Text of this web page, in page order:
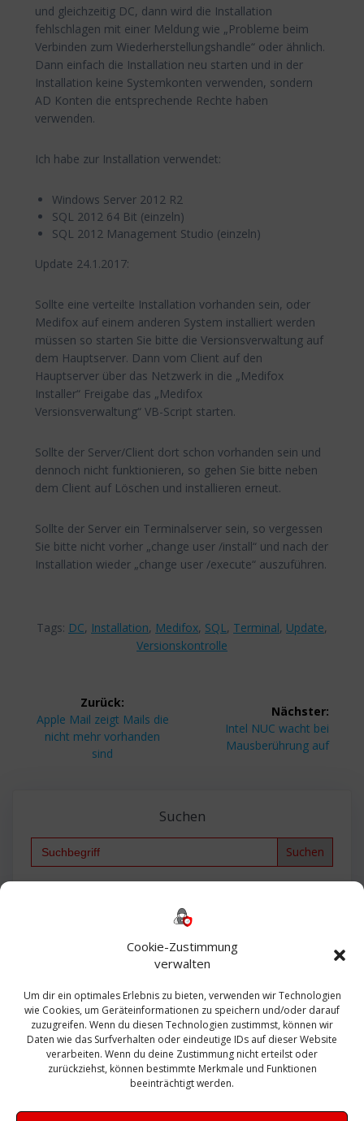
Cookie-Zustimmung
verwalten
Um dir ein optimales Erlebnis zu bieten, verwenden wir Technologien
wie Cookies, um Geräteinformationen zu speichern und/oder darauf
zuzugreifen. Wenn du diesen Technologien zustimmst, können wir
Daten wie das Surfverhalten oder eindeutige IDs auf dieser Website
verarbeiten. Wenn du deine Zustimmung nicht erteilst oder
zurückziehst, können bestimmte Merkmale und Funktionen
beeinträchtigt werden.
und gleichzeitig DC, dann wird die Installation
fehlschlagen mit einer Meldung wie „Probleme beim
Verbinden zum Wiederherstellungshandle“ oder ähnlich.
Dann einfach die Installation neu starten und in der
Installation keine Systemkonten verwenden, sondern
AD Konten die entsprechende Rechte haben
verwenden.
Ich habe zur Installation verwendet:
Windows Server 2012 R2
SQL 2012 64 Bit (einzeln)
SQL 2012 Management Studio (einzeln)
Update 24.1.2017:
Sollte eine verteilte Installation vorhanden sein, oder
Medifox auf einem anderen System installiert werden
müssen so starten Sie bitte die Versionsverwaltung auf
dem Hauptserver. Dann vom Client auf den
Hauptserver über das Netzwerk in die „Medifox
Installer“ Freigabe das „Medifox
Versionsverwaltung“ VB-Script starten.
Sollte der Server/Client dort schon vorhanden sein und
dennoch nicht funktionieren, so gehen Sie bitte neben
dem Client auf Löschen und installieren erneut.
Sollte der Server ein Terminalserver sein, so vergessen
Sie bitte nicht vorher „change user /install“ und nach der
Installation wieder „change user /execute“ auszuführen.
Tags: DC, Installation, Medifox, SQL, Terminal, Update,
Versionskontrolle
Beitragsnavigation
Zurück:
Vorheriger
Beitrag:
Apple Mail zeigt Mails die
nicht mehr vorhanden
sind
Nächster:
Nächster
Beitrag:
Intel NUC wacht bei
Mausberührung auf
Suchen
Search
Bautagebuch
Exchange firewall Fritzbox
Microsoft
Sanierung SBS Security Server Sicherheit
Sicherung SIEM Sophos SSL Ubuntu
Update Upgrade UTM VCenter VCSA Veeam
VMWare VPN WAZUH Windows
Zertifikat